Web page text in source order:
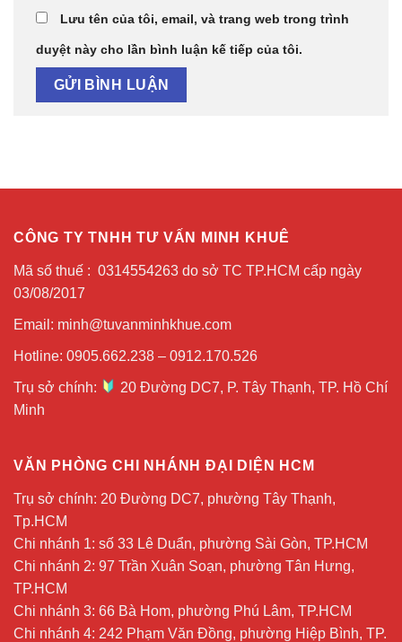
Lưu tên của tôi, email, và trang web trong trình
duyệt này cho lần bình luận kế tiếp của tôi.
CÔNG TY TNHH TƯ VẤN MINH KHUÊ
Mã số thuế : 0314554263 do sở TC TP.HCM cấp ngày
03/08/2017
Email: minh@tuvanminhkhue.com
Hotline: 0905.662.238 – 0912.170.526
Trụ sở chính:
20 Đường DC7, P. Tây Thạnh, TP. Hồ Chí
Minh
VĂN PHÒNG CHI NHÁNH ĐẠI DIỆN HCM
Trụ sở chính: 20 Đường DC7, phường Tây Thạnh,
Tp.HCM
Chi nhánh 1: số 33 Lê Duẩn, phường Sài Gòn, TP.HCM
Chi nhánh 2: 97 Trần Xuân Soạn, phường Tân Hưng,
TP.HCM
Chi nhánh 3: 66 Bà Hom, phường Phú Lâm, TP.HCM
Chi nhánh 4: 242 Phạm Văn Đồng, phường Hiệp Bình, TP.